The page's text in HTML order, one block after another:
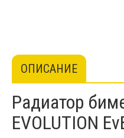
ОПИСАНИЕ
Радиатор
EVOLUTION